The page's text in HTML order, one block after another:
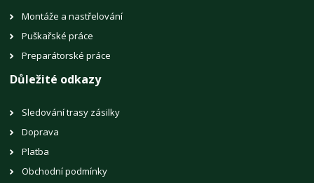
Montáže a nastřelování
Puškařské práce
Preparátorské práce
Důležité odkazy
Sledování trasy zásilky
Doprava
Platba
Obchodní podmínky